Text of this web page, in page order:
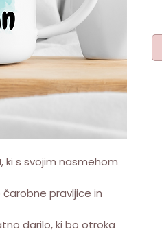
, ki s svojim nasmehom
pravljice in
darilo, ki bo otroka